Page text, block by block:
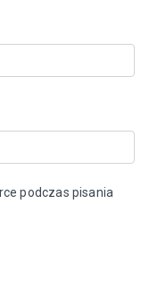
podczas pisania